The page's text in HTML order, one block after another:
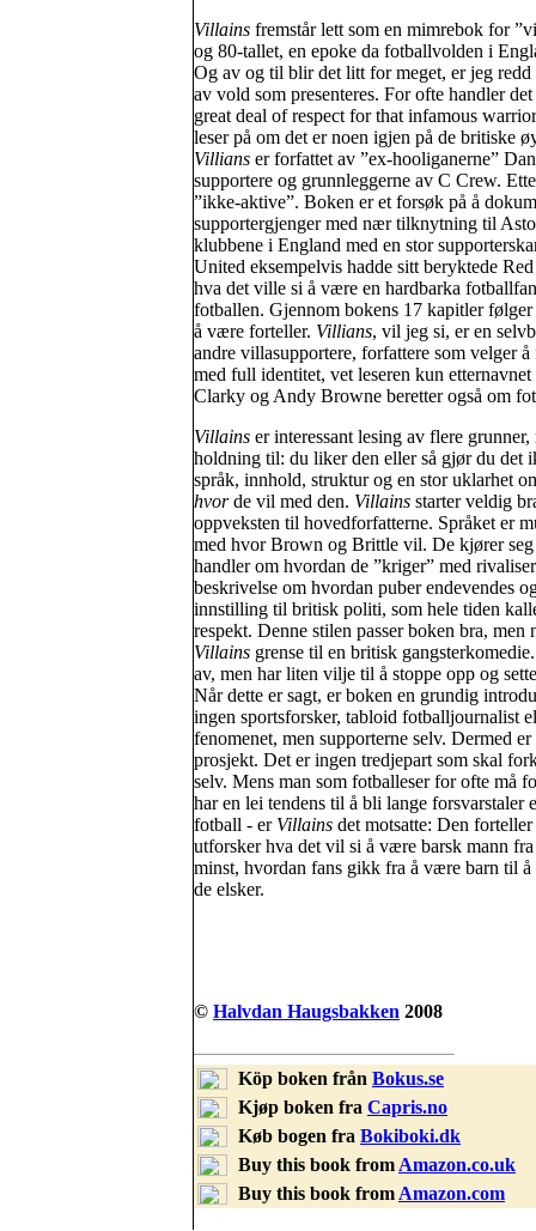
Villains fremstår lett som en mimrebok for
og 80-tallet, en epoke da fotballvolden i
Og av og til blir det litt for meget, er jeg
av vold som presenteres. For ofte handler
great deal of respect for that infamous
leser på om det er noen igjen på de britiske
Villians er forfattet av ”ex-hooliganerne”
supportere og grunnleggerne av C Crew.
”ikke-aktive”. Boken er et forsøk på å
supportergjenger med nær tilknytning til
klubbene i England med en stor
United eksempelvis hadde sitt beryktede
hva det ville si å være en hardbarka
fotballen. Gjennom bokens 17 kapitler
å være forteller. Villians, vil jeg si, er en
andre villasupportere, forfattere som velger
med full identitet, vet leseren kun
Clarky og Andy Browne beretter også om
Villains er interessant lesing av flere
holdning til: du liker den eller så gjør du det
språk, innhold, struktur og en stor uklarhet
hvorde vil med den. Villains starter veldig
oppveksten til hovedforfatterne. Språket er
med hvor Brown og Brittle vil. De kjører
handler om hvordan de ”kriger” med
beskrivelse om hvordan puber endevendes
innstilling til britisk politi, som hele tiden
respekt. Denne stilen passer boken bra,
Villains grense til en britisk
av, men har liten vilje til å stoppe opp og
Når dette er sagt, er boken en grundig
ingen sportsforsker, tabloid fotballjournalist
fenomenet, men supporterne selv. Dermed
prosjekt. Det er ingen tredjepart som skal
selv. Mens man som fotballeser for ofte må
har en lei tendens til å bli lange
fotball - er Villains det motsatte: Den
utforsker hva det vil si å være barsk mann
minst, hvordan fans gikk fra å være barn til
de elsker.
© Halvdan Haugsbakken 2008
Köp boken från Bokus.se
Kjøp boken fra Capris.no
Køb bogen fra Bokiboki.dk
Buy this book from Amazon.co.uk
Buy this book from Amazon.com